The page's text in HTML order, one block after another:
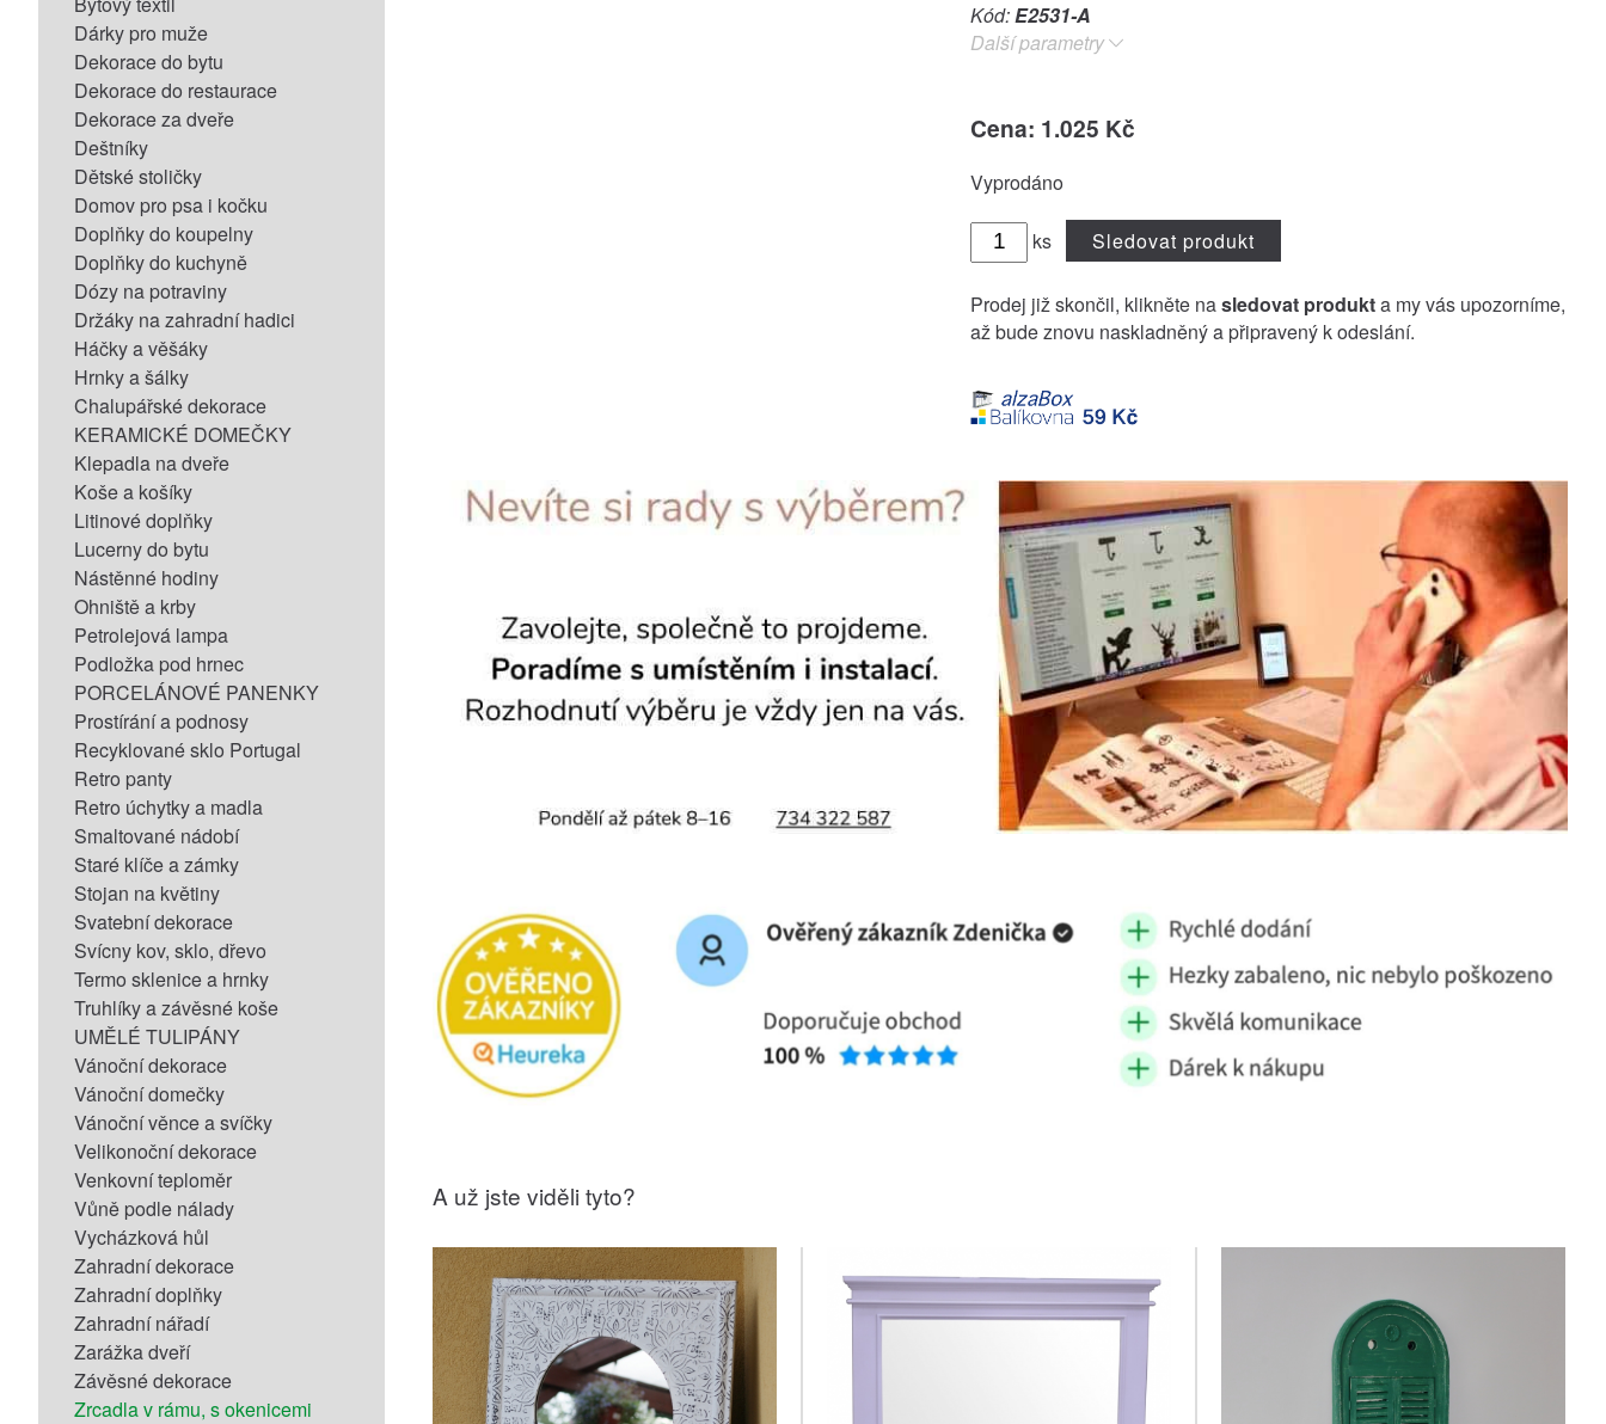
Dárky pro muže
Dekorace do bytu
Dekorace do restaurace
Dekorace za dveře
Deštníky
Dětské stoličky
Domov pro psa i kočku
Doplňky do koupelny
Doplňky do kuchyně
Dózy na potraviny
Držáky na zahradní hadici
Háčky a věšáky
Hrnky a šálky
Chalupářské dekorace
KERAMICKÉ DOMEČKY
Klepadla na dveře
Koše a košíky
Litinové doplňky
Lucerny do bytu
Nástěnné hodiny
Ohniště a krby
Petrolejová lampa
Podložka pod hrnec
PORCELÁNOVÉ PANENKY
Prostírání a podnosy
Recyklované sklo Portugal
Retro panty
Retro úchytky a madla
Smaltované nádobí
Staré klíče a zámky
Stojan na květiny
Svatební dekorace
Svícny kov, sklo, dřevo
Termo sklenice a hrnky
Truhlíky a závěsné koše
UMĚLÉ TULIPÁNY
Vánoční dekorace
Vánoční domečky
Vánoční věnce a svíčky
Velikonoční dekorace
Venkovní teploměr
Vůně podle nálady
Vycházková hůl
Zahradní dekorace
Zahradní doplňky
Zahradní nářadí
Zarážka dveří
Závěsné dekorace
Zrcadla v rámu, s okenicemi
Kód:E2531-A
Další parametry
Cena: 1.025 Kč
Vyprodáno
ks Sledovat produkt
Prodej již skončil, klikněte nasledovat produkta my vás upozorníme,
až bude znovu naskladněný a připravený k odeslání.
A už jste viděli tyto?